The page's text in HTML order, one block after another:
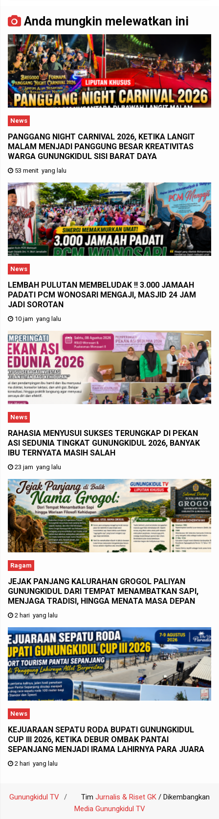
Anda mungkin melewatkan ini
News
PANGGANG NIGHT CARNIVAL 2026, KETIKA LANGIT
MALAM MENJADI PANGGUNG BESAR KREATIVITAS
WARGA GUNUNGKIDUL SISI BARAT DAYA
53 menit yang lalu
News
LEMBAH PULUTAN MEMBELUDAK !! 3.000 JAMAAH
PADATI PCM WONOSARI MENGAJI, MASJID 24 JAM
JADI SOROTAN
10 jam yang lalu
News
RAHASIA MENYUSUI SUKSES TERUNGKAP DI PEKAN
ASI SEDUNIA TINGKAT GUNUNGKIDUL 2026, BANYAK
IBU TERNYATA MASIH SALAH
23 jam yang lalu
Ragam
JEJAK PANJANG KALURAHAN GROGOL PALIYAN
GUNUNGKIDUL DARI TEMPAT MENAMBATKAN SAPI,
MENJAGA TRADISI, HINGGA MENATA MASA DEPAN
2 hari yang lalu
News
KEJUARAAN SEPATU RODA BUPATI GUNUNGKIDUL
CUP III 2026, KETIKA DEBUR OMBAK PANTAI
SEPANJANG MENJADI IRAMA LAHIRNYA PARA JUARA
2 hari yang lalu
Gunungkidul TV Tim Jurnalis & Riset GK / Dikembangkan
Media Gunungkidul TV